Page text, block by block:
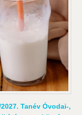
Tanév Óvodai-,